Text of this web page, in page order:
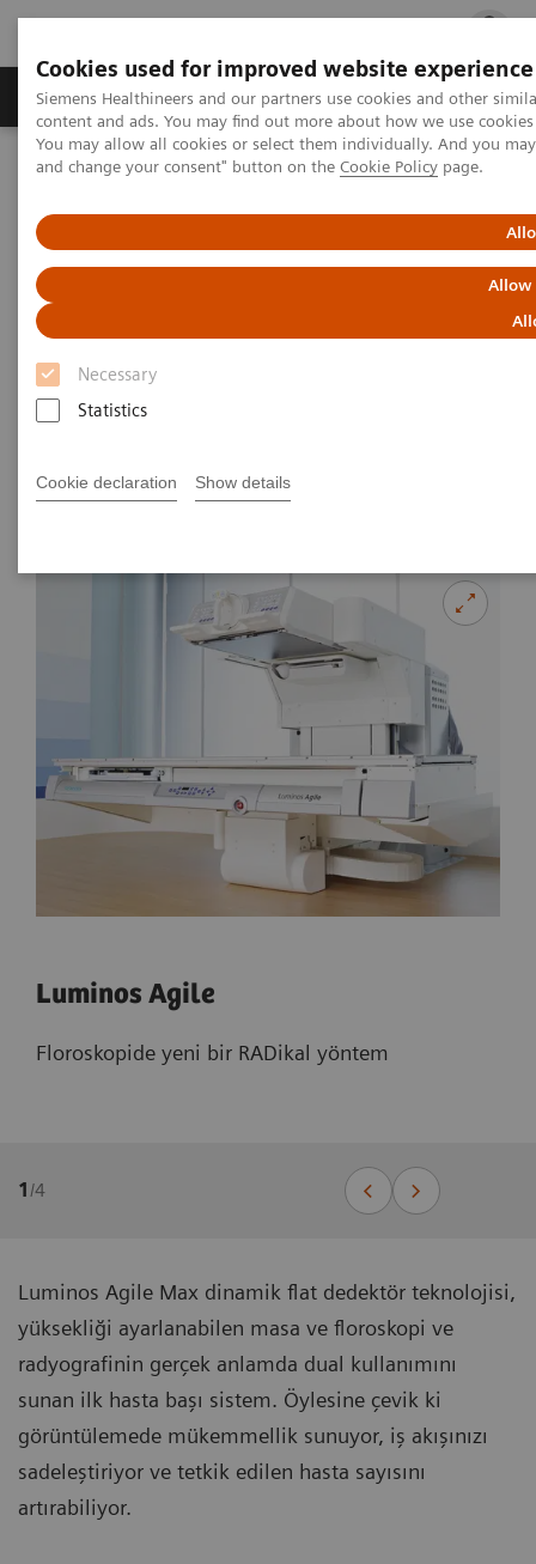
Cookies used for improved website experience
Siemens Healthineers and our partners use cookies and other
content and ads. You may find out more about how we use
You may allow all cookies or select them individually. And you
and change your consent" button on the Cookie Policy page.
Allow
Necessary
Statistics
Cookie declaration Show details
Ürün ve Hizmetler Öne Çıkanlar Sağlık
Siemens Healthineers Türkiye Luminos Agile
Luminos Agile
Floroskopide yeni bir RADikal yöntem
Luminos Agile
Floroskopide yeni bir RADikal yöntem
1/4
Luminos Agile Max dinamik flat dedektör teknolojisi,
yüksekliği ayarlanabilen masa ve floroskopi ve
radyografinin gerçek anlamda dual kullanımını
sunan ilk hasta başı sistem. Öylesine çevik ki
görüntülemede mükemmellik sunuyor, iş akışınızı
sadeleştiriyor ve tetkik edilen hasta sayısını
artırabiliyor.